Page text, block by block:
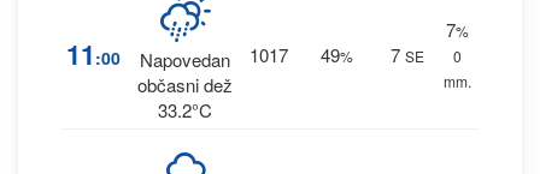
11 :00
Napovedan
občasni dež
33.2°C
1017 49% 7 SE
7%
0
mm.